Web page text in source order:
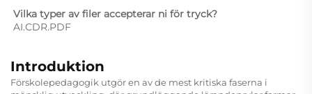
Vilka typer av filer accepterar ni för tryck?
AI.CDR.PDF
Introduktion
Förskolepedagogik utgör en av de mest kritiska faserna i